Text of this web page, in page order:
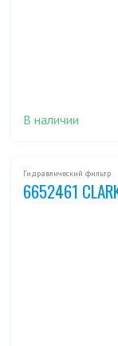
В наличии
Гидравлический фильтр
6652461